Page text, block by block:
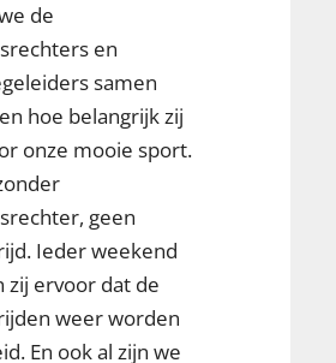
de
en
samen
hoe belangrijk zij
onze mooie sport.
geen
Ieder weekend
zij ervoor dat de
weer worden
En ook al zijn we